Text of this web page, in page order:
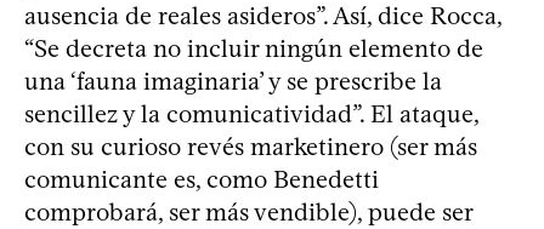
ausencia de reales asideros”. Así, dice Rocca,
“Se decreta no incluir ningún elemento de
una ‘fauna imaginaria’ y se prescribe la
sencillez y la comunicatividad”. El ataque,
con su curioso revés marketinero (ser más
comunicante es, como Benedetti
comprobará, ser más vendible), puede ser